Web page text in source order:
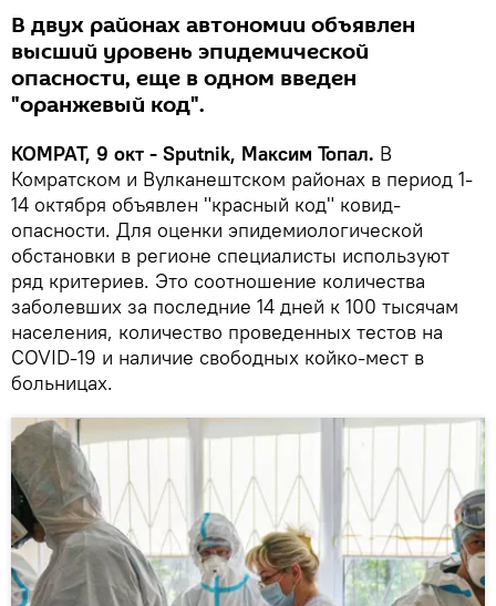
В двух районах автономии объявлен
высший уровень эпидемической
опасности, еще в одном введен
"оранжевый код".
КОМРАТ, 9 окт - Sputnik, Максим Топал. В
Комратском и Вулканештском районах в период 1-
14 октября объявлен "красный код" ковид-
опасности. Для оценки эпидемиологической
обстановки в регионе специалисты используют
ряд критериев. Это соотношение количества
заболевших за последние 14 дней к 100 тысячам
населения, количество проведенных тестов на
COVID-19 и наличие свободных койко-мест в
больницах.